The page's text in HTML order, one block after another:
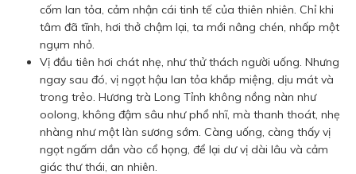
cốm lan tỏa, cảm nhận cái tinh tế của thiên nhiên. Chỉ khi
tâm đã tĩnh, hơi thở chậm lại, ta mới nâng chén, nhấp một
ngụm nhỏ.
Vị đầu tiên hơi chát nhẹ, như thử thách người uống. Nhưng
ngay sau đó, vị ngọt hậu lan tỏa khắp miệng, dịu mát và
trong trẻo. Hương trà Long Tỉnh không nồng nàn như
oolong, không đậm sâu như phổ nhĩ, mà thanh thoát, nhẹ
nhàng như một làn sương sớm. Càng uống, càng thấy vị
ngọt ngấm dần vào cổ họng, để lại dư vị dài lâu và cảm
giác thư thái, an nhiên.